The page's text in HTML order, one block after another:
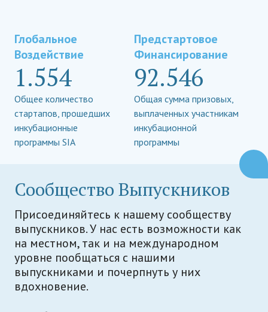
Глобальное
Воздействие
1.554
Общее количество
стартапов, прошедших
инкубационные
программы SIA
Предстартовое
Финансирование
92.546
Общая сумма призовых,
выплаченных участникам
инкубационной
программы
Сообщество Выпускников
Присоединяйтесь к нашему сообществу
выпускников. У нас есть возможности как
на местном, так и на международном
уровне пообщаться с нашими
выпускниками и почерпнуть у них
вдохновение.